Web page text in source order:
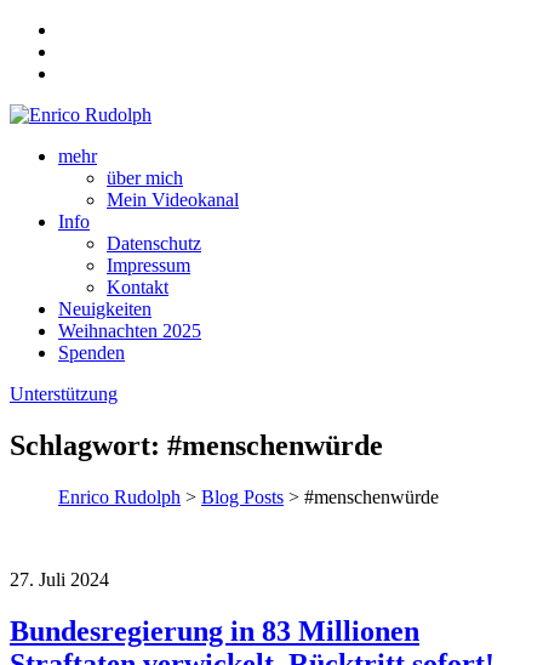
mehr
über mich
Mein Videokanal
Info
Datenschutz
Impressum
Kontakt
Neuigkeiten
Weihnachten 2025
Spenden
Unterstützung
Schlagwort: #menschenwürde
Enrico Rudolph > Blog Posts > #menschenwürde
27. Juli 2024
Bundesregierung in 83 Millionen